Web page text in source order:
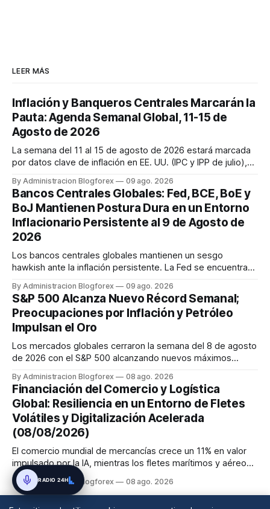
LEER MÁS
Inflación y Banqueros Centrales Marcarán la
Pauta: Agenda Semanal Global, 11-15 de
Agosto de 2026
La semana del 11 al 15 de agosto de 2026 estará marcada
por datos clave de inflación en EE. UU. (IPC y IPP de julio),
decisión de tipos del RBA y la estimación del PIB del Reino
Unido. Los mercados cierran la semana con un sentimiento
mixto, ...
By Administracion Blogforex 09 ago. 2026
Bancos Centrales Globales: Fed, BCE, BoE y
BoJ Mantienen Postura Dura en un Entorno
Inflacionario Persistente al 9 de Agosto de
2026
Los bancos centrales globales mantienen un sesgo
hawkish ante la inflación persistente. La Fed se encuentra
también se inclina hacia una subida de tasas en septiembre.
El Banco de Inglaterra mantiene su tasa, pero con un comité
dividido ...
By Administracion Blogforex 09 ago. 2026
S&P 500 Alcanza Nuevo Récord Semanal;
Preocupaciones por Inflación y Petróleo
Impulsan el Oro
Los mercados globales cerraron la semana del 8 de agosto
de 2026 con el S&P 500 alcanzando nuevos máximos
renta fija vio una caída en los rendimientos del Tesoro de
EE. UU. tras un informe de empleo más débil. El petróleo se
mantuvo al ...
By Administracion Blogforex 08 ago. 2026
Financiación del Comercio y Logística
Global: Resiliencia en un Entorno de Fletes
Volátiles y Digitalización Acelerada
(08/08/2026)
El comercio mundial de mercancías crece un 11% en valor
impulsado por la IA, mientras los fletes marítimos y aéreos
mantienen su volatilidad y precios elevados por
disrupciones geopolíticas y congestión. La financiación del
By Administracion Blogforex 08 ago. 2026
RADIO 24H